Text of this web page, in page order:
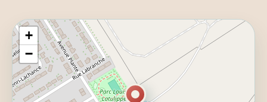
emporter par les mélodies, les harmonies et la
dynamique du groupe, tout en découvrant des
compositions qui s'inspirent de riches traditions
musicales.
Ce concert est soutenu par le Conseil
québécois de la musique.
+
−